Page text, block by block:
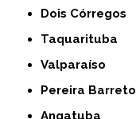
Dois Córregos
Taquarituba
Valparaíso
Pereira Barreto
Angatuba